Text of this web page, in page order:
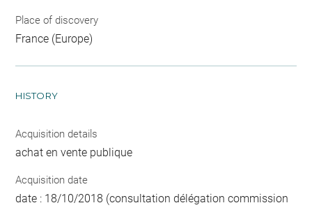
Place of discovery
France (Europe)
HISTORY
Acquisition details
achat en vente publique
Acquisition date
date : 18/10/2018 (consultation délégation commission